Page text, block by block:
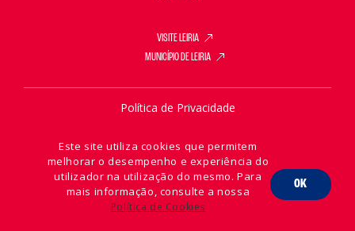
VISITE LEIRIA
MUNICÍPIO DE LEIRIA
Política de Privacidade
2026 © Leiria Agenda
Este site utiliza cookies que permitem
melhorar o desempenho e experiência do
utilizador na utilização do mesmo. Para
mais informação, consulte a nossa
Política de Cookies
OK